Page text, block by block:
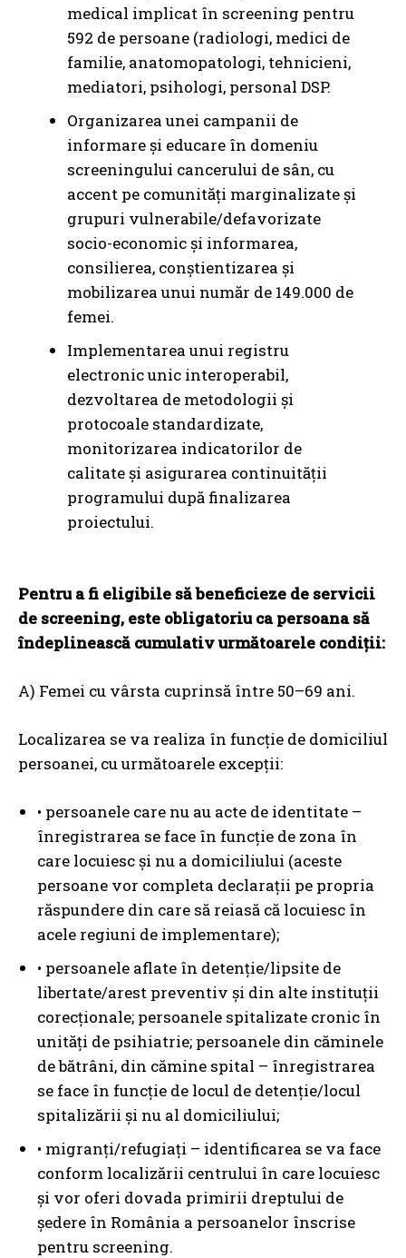
medical implicat în screening pentru
592 de persoane (radiologi, medici de
familie, anatomopatologi, tehnicieni,
mediatori, psihologi, personal DSP.
Organizarea unei campanii de
informare și educare în domeniu
screeningului cancerului de sân, cu
accent pe comunități marginalizate și
grupuri vulnerabile/defavorizate
socio-economic și informarea,
consilierea, conștientizarea și
mobilizarea unui număr de 149.000 de
femei.
Implementarea unui registru
electronic unic interoperabil,
dezvoltarea de metodologii și
protocoale standardizate,
monitorizarea indicatorilor de
calitate și asigurarea continuității
programului după finalizarea
proiectului.
Pentru a fi eligibile să beneficieze de servicii
de screening, este obligatoriu ca persoana să
îndeplinească cumulativ următoarele condiții:
A) Femei cu vârsta cuprinsă între 50–69 ani.
Localizarea se va realiza în funcție de domiciliul
persoanei, cu următoarele excepții:
• persoanele care nu au acte de identitate –
înregistrarea se face în funcție de zona în
care locuiesc și nu a domiciliului (aceste
persoane vor completa declarații pe propria
răspundere din care să reiasă că locuiesc în
acele regiuni de implementare);
• persoanele aflate în detenție/lipsite de
libertate/arest preventiv și din alte instituții
corecționale; persoanele spitalizate cronic în
unități de psihiatrie; persoanele din căminele
de bătrâni, din cămine spital – înregistrarea
se face în funcție de locul de detenție/locul
spitalizării și nu al domiciliului;
• migranți/refugiați – identificarea se va face
conform localizării centrului în care locuiesc
și vor oferi dovada primirii dreptului de
ședere în România a persoanelor înscrise
pentru screening.